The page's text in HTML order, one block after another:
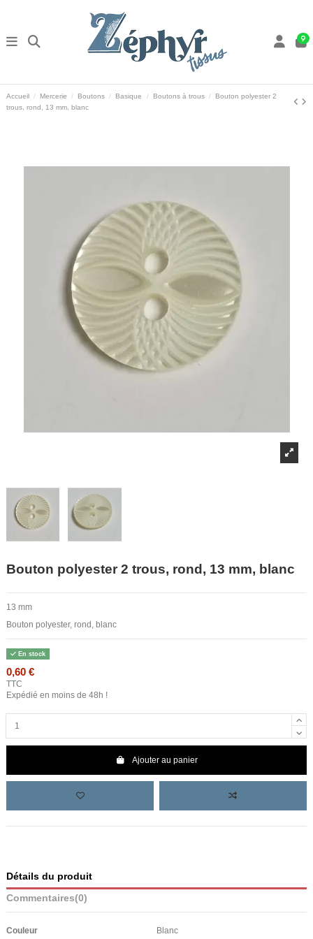
9
Accueil Mercerie Boutons Basique Boutons à trous
Bouton polyester 2
trous, rond, 13 mm, blanc
Bouton polyester 2 trous, rond, 13 mm, blanc
13 mm
Bouton polyester, rond, blanc
En stock
0,60 €
TTC
Expédié en moins de 48h !
Ajouter au panier
Détails du produit
Commentaires(0)
Couleur Blanc